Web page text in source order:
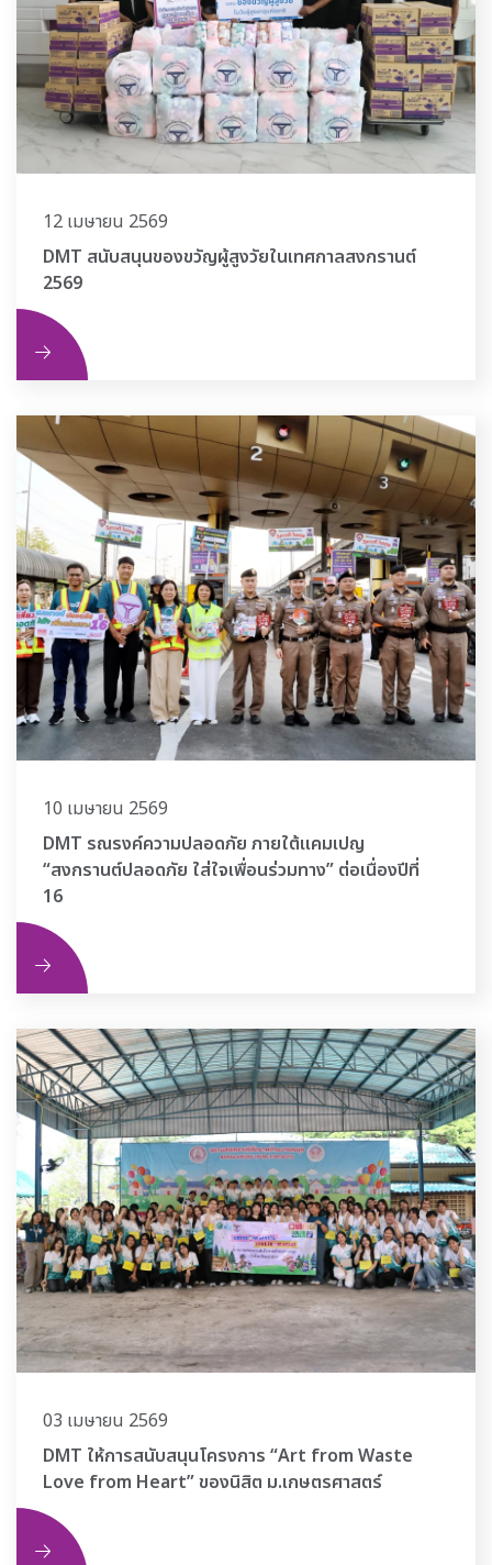
12 เมษายน 2569
DMT สนับสนุนของขวัญผู้สูงวัยในเทศกาลสงกรานต์
2569
10 เมษายน 2569
DMT รณรงค์ความปลอดภัย ภายใต้แคมเปญ
“สงกรานต์ปลอดภัย ใส่ใจเพื่อนร่วมทาง” ต่อเนื่องปีที่
16
03 เมษายน 2569
DMT ให้การสนับสนุนโครงการ “Art from Waste
Love from Heart” ของนิสิต ม.เกษตรศาสตร์